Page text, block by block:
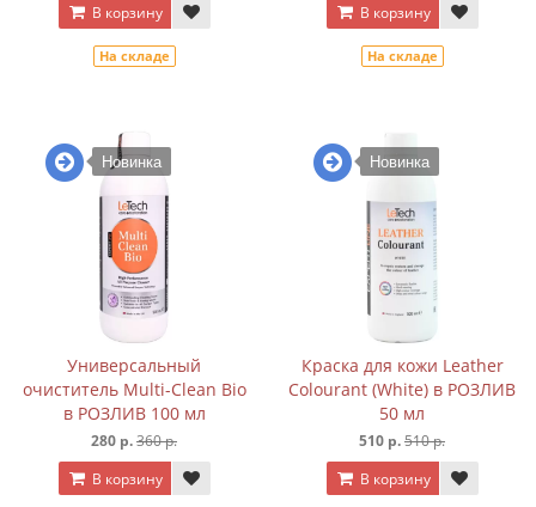
В корзину
На складе
В корзину
На складе
Новинка
Универсальный
очиститель Multi-Clean Bio
в РОЗЛИВ 100 мл
280 р.360 р.
В корзину
Новинка
Краска для кожи Leather
Colourant (White) в РОЗЛИВ
50 мл
510 р.510 р.
В корзину